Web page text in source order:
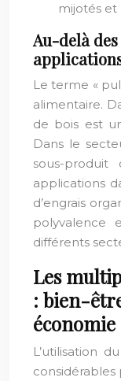
mijotés et
Au-delà
Le terme «
alimentaire.
de bois est
Dans le
sous-
applications
d’engrais
polyvalence
différents
Les
: bien-
économie
L’utilisation
considérables